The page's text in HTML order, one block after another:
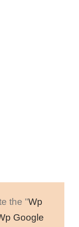
the "Wp
Google